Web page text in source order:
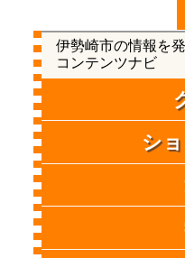
伊勢崎市の情報を発
コンテンツナビ
シ